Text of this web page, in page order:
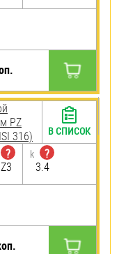
PZ
316)
?
k
?
3.4
В СПИСОК